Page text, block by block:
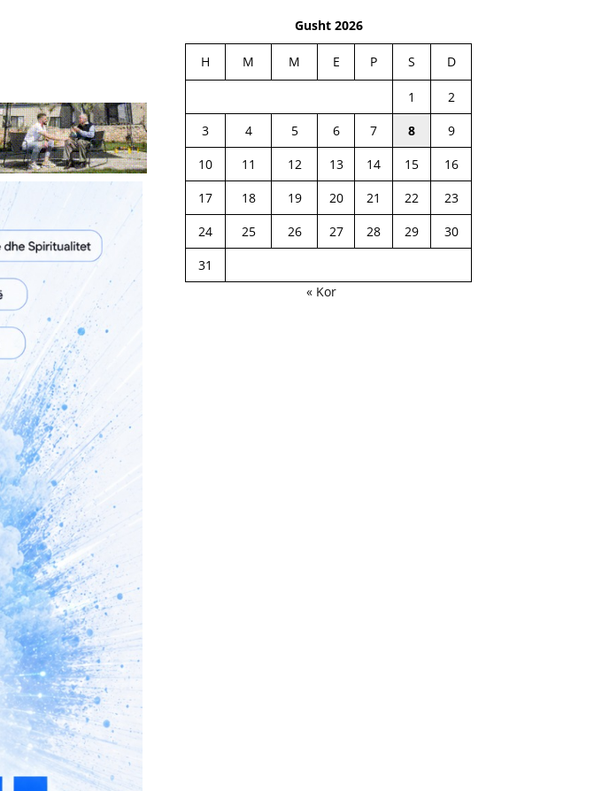
Gusht 2026
H M M E P S D
1
2
3
4 5 6 7 8
9
10
11 12 13 14 15
16
17
18 19 20 21 22
23
24
25 26 27 28 29
30
31
« Kor